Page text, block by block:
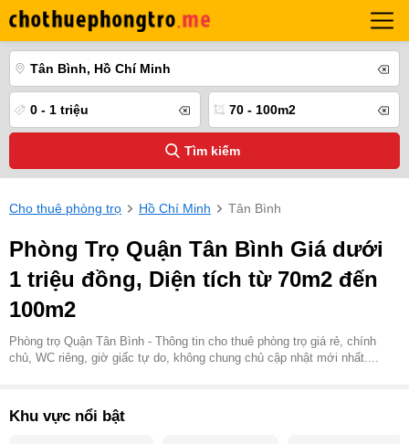
Tân Bình, Hồ Chí Minh
0 - 1 triệu 70 - 100m2
Tìm kiếm
Cho thuê phòng trọ Hồ Chí Minh Tân Bình
Phòng Trọ Quận Tân Bình Giá dưới
1 triệu đồng, Diện tích từ 70m2 đến
100m2
Phòng trọ Quận Tân Bình - Thông tin cho thuê phòng trọ giá rẻ, chính
chủ, WC riêng, giờ giấc tự do, không chung chủ cập nhật mới nhất....
Khu vực nổi bật